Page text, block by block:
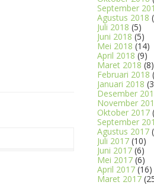
September
Agustus 2018
Juli 2018 (5)
Juni 2018 (5)
Mei 2018 (14)
April 2018 (9)
Maret 2018 (8)
Februari 2018
Januari 2018
Desember
November
Oktober 2017
September
Agustus 2017
Juli 2017 (10)
Juni 2017 (6)
Mei 2017 (6)
April 2017 (16)
Maret 2017